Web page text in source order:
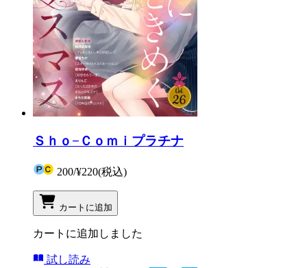
Ｓｈｏ−Ｃｏｍｉプラチナ
200/¥220(税込)
カートに追加
カートに追加しました
試し読み